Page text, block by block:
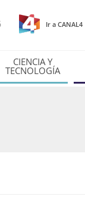
Ir a CANAL4
CIENCIA Y
TECNOLOGÍA